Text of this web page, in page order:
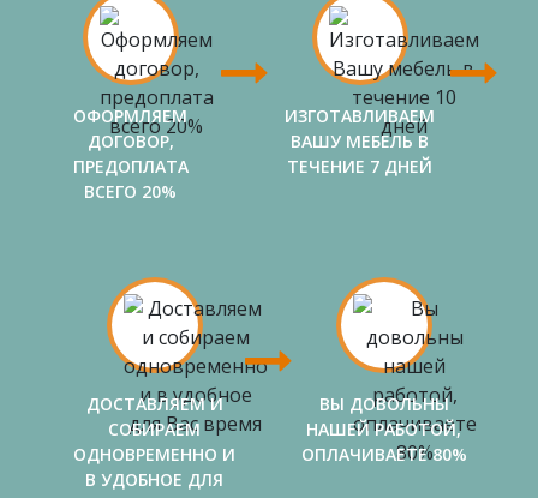
ОФОРМЛЯЕМ
ДОГОВОР,
ПРЕДОПЛАТА
ВСЕГО 20%
ИЗГОТАВЛИВАЕМ
ВАШУ МЕБЕЛЬ В
ТЕЧЕНИЕ 7 ДНЕЙ
ДОСТАВЛЯЕМ И
СОБИРАЕМ
ОДНОВРЕМЕННО И
В УДОБНОЕ ДЛЯ
ВЫ ДОВОЛЬНЫ
НАШЕЙ РАБОТОЙ,
ОПЛАЧИВАЕТЕ 80%